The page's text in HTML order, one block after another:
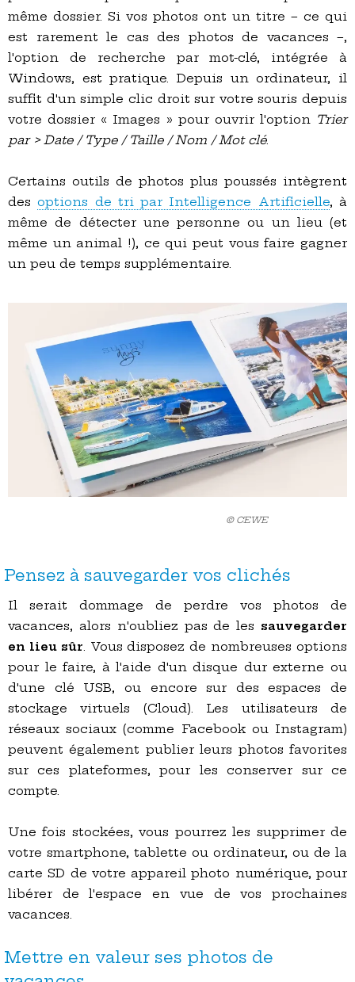
même dossier. Si vos photos ont un titre – ce qui
est rarement le cas des photos de vacances –,
l'option de recherche par mot-clé, intégrée à
Windows, est pratique. Depuis un ordinateur, il
suffit d'un simple clic droit sur votre souris depuis
votre dossier « Images » pour ouvrir l'option Trier
par > Date / Type / Taille / Nom / Mot clé.
Certains outils de photos plus poussés intègrent
desoptions de tri par Intelligence Artificielle, à
même de détecter une personne ou un lieu (et
même un animal !), ce qui peut vous faire gagner
un peu de temps supplémentaire.
© CEWE
Pensez à sauvegarder vos clichés
Il serait dommage de perdre vos photos de
vacances, alors n'oubliez pas de les sauvegarder
en lieu sûr. Vous disposez de nombreuses options
pour le faire, à l'aide d'un disque dur externe ou
d'une clé USB, ou encore sur des espaces de
stockage virtuels (Cloud). Les utilisateurs de
réseaux sociaux (comme Facebook ou Instagram)
peuvent également publier leurs photos favorites
sur ces plateformes, pour les conserver sur ce
compte.
Une fois stockées, vous pourrez les supprimer de
votre smartphone, tablette ou ordinateur, ou de la
carte SD de votre appareil photo numérique, pour
libérer de l'espace en vue de vos prochaines
vacances.
Mettre en valeur ses photos de